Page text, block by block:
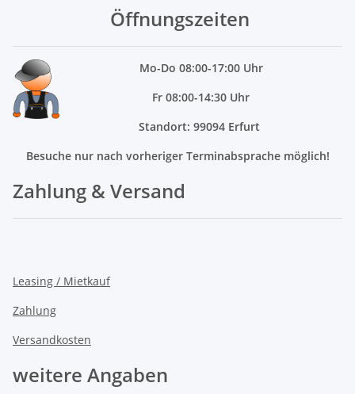
Öffnungszeiten
Mo-Do 08:00-17:00 Uhr
Fr 08:00-14:30 Uhr
Standort: 99094 Erfurt
Besuche nur nach vorheriger Terminabsprache möglich!
Zahlung & Versand
Leasing / Mietkauf
Zahlung
Versandkosten
weitere Angaben